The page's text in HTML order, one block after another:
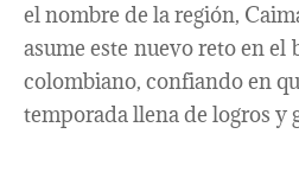
el nombre de la región,
asume este nuevo reto en
colombiano, confiando en
temporada llena de logros y